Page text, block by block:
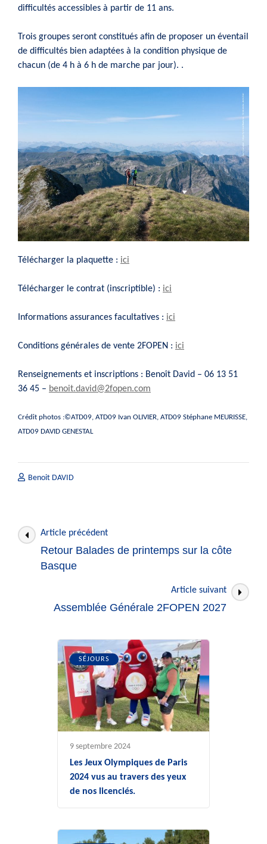
difficultés accessibles à partir de 11 ans.
Trois groupes seront constitués afin de proposer un éventail
de difficultés bien adaptées à la condition physique de
chacun (de 4 h à 6 h de marche par jour). .
Télécharger la plaquette : ici
Télécharger le contrat (inscriptible) : ici
Informations assurances facultatives : ici
Conditions générales de vente 2FOPEN : ici
Renseignements et inscriptions : Benoît David – 06 13 51
36 45 – benoit.david@2fopen.com
Crédit photos :©ATD09, ATD09 Ivan OLIVIER, ATD09 Stéphane MEURISSE,
ATD09 DAVID GENESTAL
Benoit DAVID
Navigation
des
articles
Article précédent
Retour Balades de printemps sur la côte
Basque
Article suivant
Assemblée Générale 2FOPEN 2027
SÉJOURS
9 septembre 2024
Les Jeux Olympiques de Paris
2024 vus au travers des yeux
de nos licenciés.